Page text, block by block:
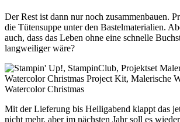
Der Rest ist dann nur noch zusammenbauen.
die Tütensuppe unter den Bastelmaterialien.
auch, dass das Leben ohne eine schnelle
langweiliger wäre?
Mit der Lieferung bis Heiligabend klappt das
nicht mehr, aber im nächsten Jahr soll es